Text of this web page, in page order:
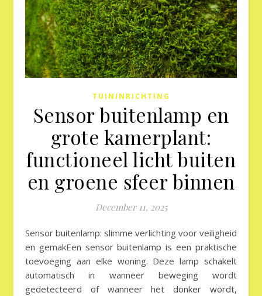
TUININRICHTING
Sensor buitenlamp en
grote kamerplant:
functioneel licht buiten
en groene sfeer binnen
December 11, 2025
Sensor buitenlamp: slimme verlichting voor veiligheid
en gemakEen sensor buitenlamp is een praktische
toevoeging aan elke woning. Deze lamp schakelt
automatisch in wanneer beweging wordt
gedetecteerd of wanneer het donker wordt,